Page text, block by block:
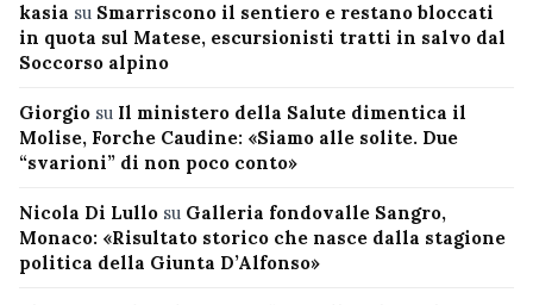
kasia su Smarriscono il sentiero e restano bloccati
in quota sul Matese, escursionisti tratti in salvo dal
Soccorso alpino
Giorgio su Il ministero della Salute dimentica il
Molise, Forche Caudine: «Siamo alle solite. Due
“svarioni” di non poco conto»
Nicola Di Lullo su Galleria fondovalle Sangro,
Monaco: «Risultato storico che nasce dalla stagione
politica della Giunta D’Alfonso»